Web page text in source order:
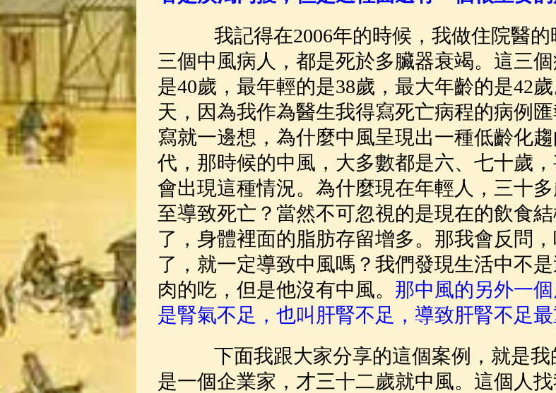
我記得在2006年的時候，我做住院醫的
三個中風病人，都是死於多臟器衰竭。這三
是40歲，最年輕的是38歲，最大年齡的是42
天，因為我作為醫生我得寫死亡病程的病例
寫就一邊想，為什麼中風呈現出一種低齡化
代，那時候的中風，大多數都是六、七十歲
會出現這種情況。為什麼現在年輕人，三十
至導致死亡？當然不可忽視的是現在的飲食
了，身體裡面的脂肪存留增多。那我會反問
了，就一定導致中風嗎？我們發現生活中不
肉的吃，但是他沒有中風。 那中風的另外一
是腎氣不足，也叫肝腎不足，導致肝腎不足最
下面我跟大家分享的這個案例，就是我
是一個企業家，才三十二歲就中風。這個人